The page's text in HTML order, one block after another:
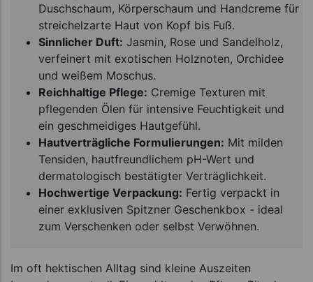
Duschschaum, Körperschaum und Handcreme für
streichelzarte Haut von Kopf bis Fuß.
Sinnlicher Duft: Jasmin, Rose und Sandelholz,
verfeinert mit exotischen Holznoten, Orchidee
und weißem Moschus.
Reichhaltige Pflege: Cremige Texturen mit
pflegenden Ölen für intensive Feuchtigkeit und
ein geschmeidiges Hautgefühl.
Hautverträgliche Formulierungen: Mit milden
Tensiden, hautfreundlichem pH-Wert und
dermatologisch bestätigter Verträglichkeit.
Hochwertige Verpackung: Fertig verpackt in
einer exklusiven Spitzner Geschenkbox - ideal
zum Verschenken oder selbst Verwöhnen.
Im oft hektischen Alltag sind kleine Auszeiten